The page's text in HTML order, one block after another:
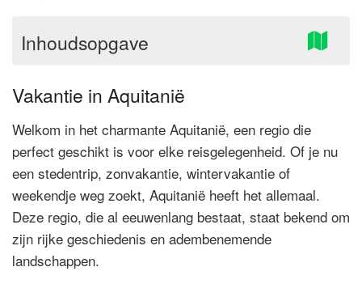
Inhoudsopgave
Vakantie in Aquitanië
Welkom in het charmante Aquitanië, een regio die
perfect geschikt is voor elke reisgelegenheid. Of je nu
een stedentrip, zonvakantie, wintervakantie of
weekendje weg zoekt, Aquitanië heeft het allemaal.
Deze regio, die al eeuwenlang bestaat, staat bekend om
zijn rijke geschiedenis en adembenemende
landschappen.